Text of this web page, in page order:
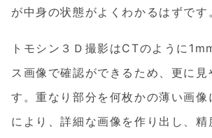
が中身の状態がよくわかるはずです
トモシン３Ｄ撮影はCTのように
ス画像で確認ができるため、更に見
す。重なり部分を何枚かの薄い画像
により、詳細な画像を作り出し、精